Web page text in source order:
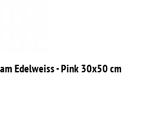
Edelweiss - Pink 30x50 cm